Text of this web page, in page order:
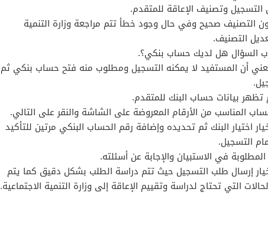
وتصنيف الإعاقة للمتقدم.
التصنيف صحيح وفي حال وجود خطأ تتم مراجعة وزارة التنمية
التصنيف.
السؤال هل لديك حساب بنكي؟.
يعني أن المستفيد لا يمكنه التسجيل ومطلوب منه فتح حساب بنكي ثم
تظهر بيانات حساب البنك للمتقدم.
المناسب من الأرقام المعروضة على الشاشة والنقر على التالي.
اختيار البنك ثم تحديده وإضافة رقم الحساب البنكي مرتين للتأكيد
التسجيل.
في الاستبيان والإجابة عن أسئلته.
إرسال طلب التسجيل حيث تتم دراسة الطلب بشكل دقيق كما يتم
التي تحتاج لدراسة وتقييم الإعاقة إلى وزارة التنمية الاجتماعية.